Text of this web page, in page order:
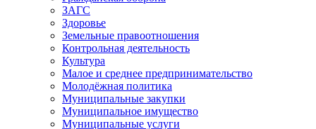
ЗАГС
Здоровье
Земельные правоотношения
Контрольная деятельность
Культура
Малое и среднее предпринимательство
Молодёжная политика
Муниципальные закупки
Муниципальное имущество
Муниципальные услуги